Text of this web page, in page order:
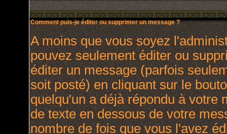
Comment puis-je éditer ou supprimer un message ?
A moins que vous soyez
pouvez seulement éditer ou
éditer un message (parfois
soit posté) en cliquant sur le
quelqu'un a déjà répondu à votre
de texte en dessous de votre
nombre de fois que vous l'avez